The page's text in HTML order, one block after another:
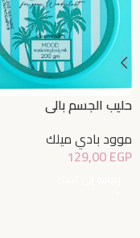
حليب الجسم بالي
موود بادي ميلك
129,00EGP